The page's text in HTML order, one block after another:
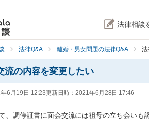
法律相談
法律Q&A 離婚・男女問題の法律Q&A 法
流の内容を変更したい
6月19日 12:23更新日時： 2021年6月28日 17:46
、調停証書に面会交流には祖母の立ち会いも